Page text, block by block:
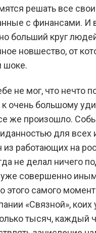
решать все
с финансами. И
больший круг
новшество, от
шоке.
не мог, что нечто
к очень большому
же произошло.
для всех
из работающих на
не делал ничего
уже совершенно
этого самого
«Связной», коих
тысяч, каждый